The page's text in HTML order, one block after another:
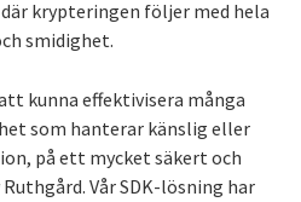
krypteringen följer med hela
smidighet.
kunna effektivisera många
som hanterar känslig eller
på ett mycket säkert och
Vår SDK-lösning har